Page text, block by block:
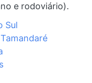
e rodoviário).
Sul